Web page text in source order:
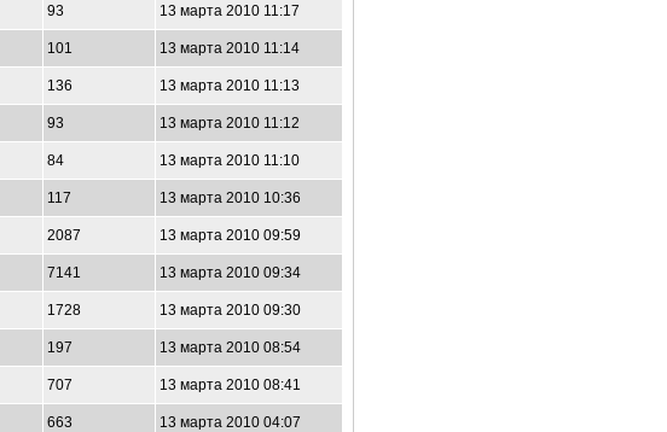
93 13 марта 2010 11:17
101 13 марта 2010 11:14
136 13 марта 2010 11:13
93 13 марта 2010 11:12
84 13 марта 2010 11:10
117 13 марта 2010 10:36
2087 13 марта 2010 09:59
7141 13 марта 2010 09:34
1728 13 марта 2010 09:30
197 13 марта 2010 08:54
707 13 марта 2010 08:41
663 13 марта 2010 04:07